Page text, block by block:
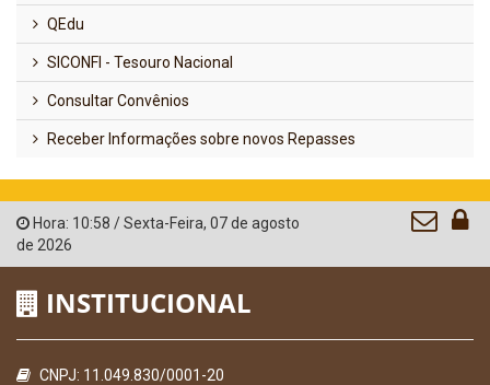
QEdu
SICONFI - Tesouro Nacional
Consultar Convênios
Receber Informações sobre novos Repasses
Hora: 10:58 /Sexta-Feira, 07 de agosto
de 2026
INSTITUCIONAL
CNPJ: 11.049.830/0001-20